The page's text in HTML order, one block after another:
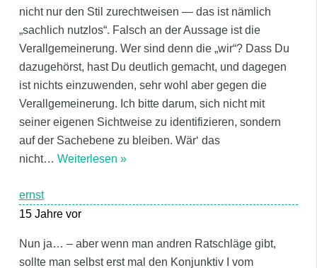
nicht nur den Stil zurechtweisen — das ist nämlich
„sachlich nutzlos“. Falsch an der Aussage ist die
Verallgemeinerung. Wer sind denn die „wir“? Dass Du
dazugehörst, hast Du deutlich gemacht, und dagegen
ist nichts einzuwenden, sehr wohl aber gegen die
Verallgemeinerung. Ich bitte darum, sich nicht mit
seiner eigenen Sichtweise zu identifizieren, sondern
auf der Sachebene zu bleiben. Wär‘ das
nicht… Weiterlesen »
ernst
15 Jahre vor
Nun ja… – aber wenn man andren Ratschläge gibt,
sollte man selbst erst mal den Konjunktiv I vom